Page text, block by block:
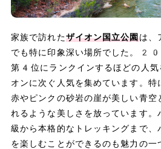
家族で訪れたザイオン国立公園は、
でも特に印象深い場所でした。
第4位にランクインするほどの人気
オンに次ぐ人気を集めています。特
赤やピンクの砂岩の崖が美しい青空
れるような美しさを放っています。
級から本格的なトレッキングまで、
を楽しむことができるのも魅力の一